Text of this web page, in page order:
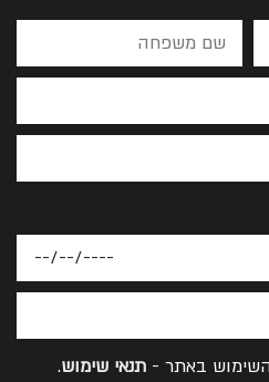
השימוש באתר - תנאי שימוש.